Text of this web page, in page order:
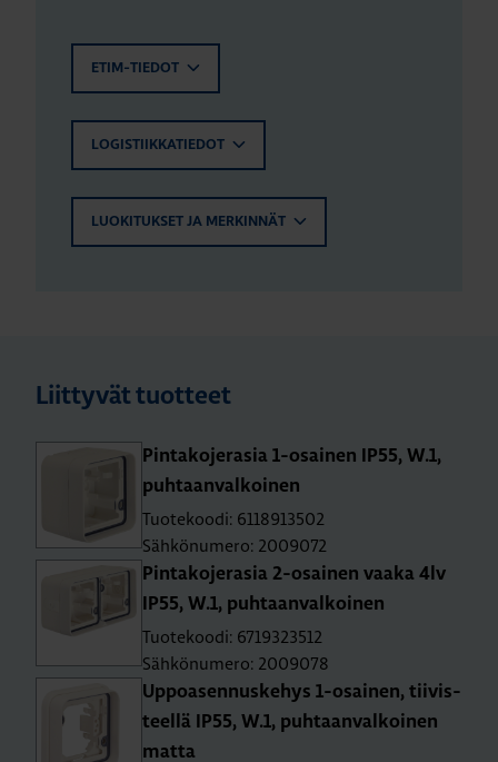
ETIM-TIEDOT
LOGISTIIKKATIEDOT
LUOKITUKSET JA MERKINNÄT
Liittyvät tuotteet
Pin­ta­ko­je­ra­sia 1-osai­nen IP55, W.1,
puh­taan­val­koi­nen
Tuotekoodi: 6118913502
Sähkönumero: 2009072
Pin­ta­ko­je­ra­sia 2-osai­nen vaaka 4lv
IP55, W.1, puh­taan­val­koi­nen
Tuotekoodi: 6719323512
Sähkönumero: 2009078
Up­poa­sen­nus­ke­hys 1-osai­nen, tii­vis­
teel­lä IP55, W.1, puh­taan­val­koi­nen
matta